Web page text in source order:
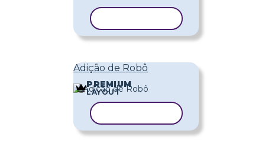
Adição de Robô
PREMIUM
LAYOUT